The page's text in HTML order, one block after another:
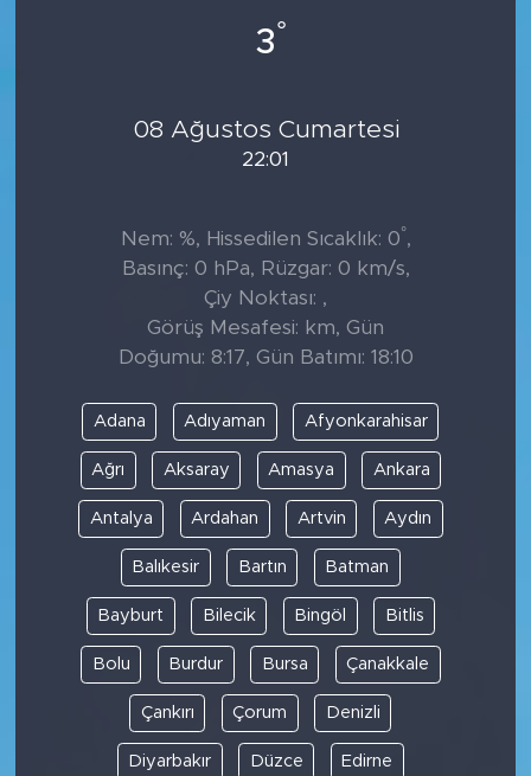
3°
08 Ağustos Cumartesi
22:01
Nem: %, Hissedilen Sıcaklık: 0°,
Basınç: 0 hPa, Rüzgar: 0 km/s,
Çiy Noktası: ,
Görüş Mesafesi: km, Gün
Doğumu: 8:17, Gün Batımı: 18:10
Adana Adıyaman Afyonkarahisar
Ağrı Aksaray Amasya Ankara
Antalya Ardahan Artvin Aydın
Balıkesir Bartın Batman
Bayburt Bilecik Bingöl Bitlis
Bolu Burdur Bursa Çanakkale
Çankırı Çorum Denizli
Diyarbakır Düzce Edirne